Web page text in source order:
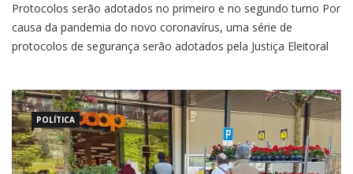
Protocolos serão adotados no primeiro e no segundo turno Por
causa da pandemia do novo coronavírus, uma série de
protocolos de segurança serão adotados pela Justiça Eleitoral
equipe de especialistas dos hospitais Albert Einstein, Sírio-
Libanês […]
POLÍTICA